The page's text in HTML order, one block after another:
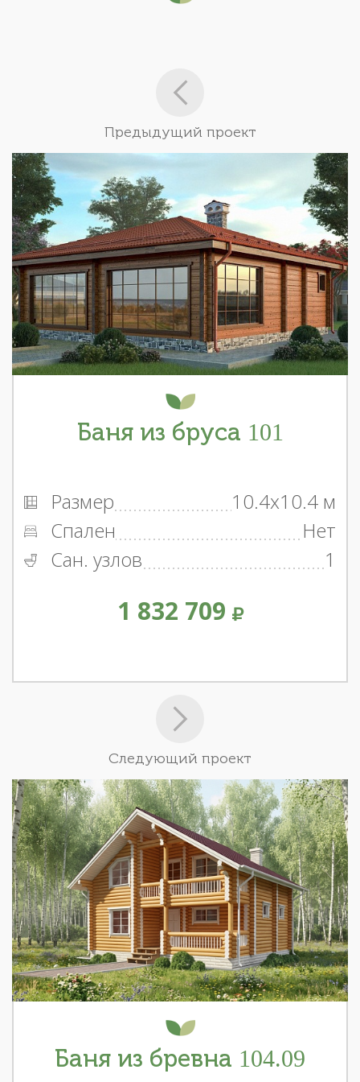
Предыдущий проект
Баня из бруса 101
Размер
10.4x10.4 м
Спален
Нет
Сан. узлов
1
1 832 709
Следующий проект
Баня из бревна 104.09